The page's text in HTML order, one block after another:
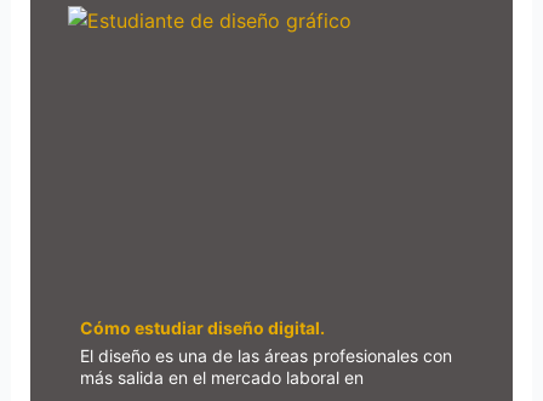
Cómo estudiar diseño digital.
El diseño es una de las áreas profesionales con
más salida en el mercado laboral en